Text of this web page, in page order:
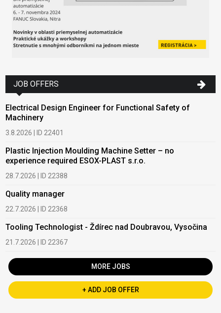
JOB OFFERS
Electrical Design Engineer for Functional Safety of
Machinery
3.8.2026 | ID 22401
Plastic Injection Moulding Machine Setter – no
experience required ESOX-PLAST s.r.o.
28.7.2026 | ID 22388
Quality manager
22.7.2026 | ID 22368
Tooling Technologist - Ždírec nad Doubravou, Vysočina
21.7.2026 | ID 22367
MORE JOBS
+ ADD JOB OFFER